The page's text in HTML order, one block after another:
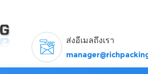
ส่งอีเมลถึงเรา